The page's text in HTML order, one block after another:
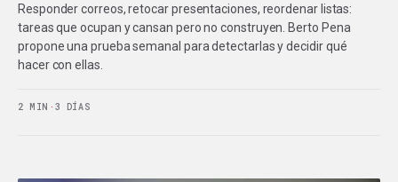
Responder correos, retocar presentaciones, reordenar listas:
tareas que ocupan y cansan pero no construyen. Berto Pena
propone una prueba semanal para detectarlas y decidir qué
hacer con ellas.
2 MIN · 3 DÍAS